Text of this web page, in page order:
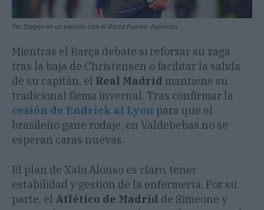
Ter Stegen en un partido con el Barça Fuente: Agencias
​Mientras el Barça debate si reforzar su zaga
tras la baja de Christensen o facilitar la salida
de su capitán, el Real Madrid mantiene su
tradicional flema invernal. Tras confirmar la
cesión de Endrick al Lyon para que el
brasileño gane rodaje, en Valdebebas no se
esperan caras nuevas.
El plan de Xabi Alonso es claro, tener
estabilidad y gestión de la enfermería. Por su
parte, el Atlético de Madrid de Simeone y